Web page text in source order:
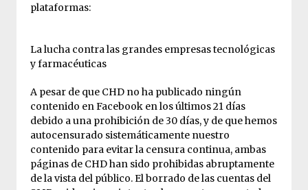
plataformas:
La lucha contra las grandes empresas tecnológicas
y farmacéuticas
A pesar de que CHD no ha publicado ningún
contenido en Facebook en los últimos 21 días
debido a una prohibición de 30 días, y de que hemos
autocensurado sistemáticamente nuestro
contenido para evitar la censura continua, ambas
páginas de CHD han sido prohibidas abruptamente
de la vista del público. El borrado de las cuentas del